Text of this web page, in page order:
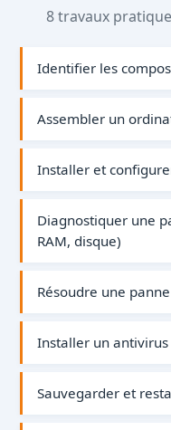
8 travaux
Identifier les
Assembler un
Installer et
Diagnostiquer une
RAM, disque)
Résoudre une
Installer un
Sauvegarder et